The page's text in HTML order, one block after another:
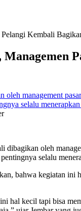
Kembali
dibagikan oleh
selalu
bahwa kegiatan
hal kecil tapi bisa